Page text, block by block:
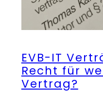
EVB-IT
Recht für
Vertrag?